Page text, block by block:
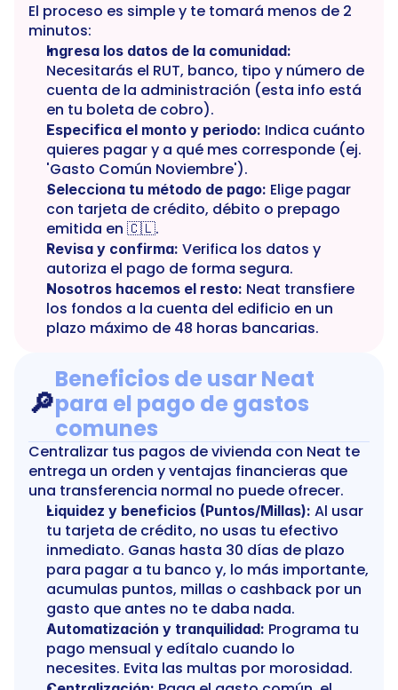
El proceso es simple y te tomará menos de 2
minutos:
Ingresa los datos de la comunidad:
Necesitarás el RUT, banco, tipo y número de
cuenta de la administración (esta info está
en tu boleta de cobro).
Especifica el monto y periodo: Indica cuánto
quieres pagar y a qué mes corresponde (ej.
'Gasto Común Noviembre').
Selecciona tu método de pago: Elige pagar
con tarjeta de crédito, débito o prepago
emitida en 🇨🇱.
Revisa y confirma: Verifica los datos y
autoriza el pago de forma segura.
Nosotros hacemos el resto: Neat transfiere
los fondos a la cuenta del edificio en un
plazo máximo de 48 horas bancarias.
🔎
Beneficios de usar Neat
para el pago de gastos
comunes
Centralizar tus pagos de vivienda con Neat te
entrega un orden y ventajas financieras que
una transferencia normal no puede ofrecer.
Liquidez y beneficios (Puntos/Millas): Al usar
tu tarjeta de crédito, no usas tu efectivo
inmediato. Ganas hasta 30 días de plazo
para pagar a tu banco y, lo más importante,
acumulas puntos, millas o cashback por un
gasto que antes no te daba nada.
Automatización y tranquilidad: Programa tu
pago mensual y edítalo cuando lo
necesites. Evita las multas por morosidad.